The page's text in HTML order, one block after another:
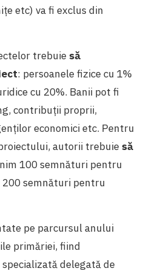
etc) va fi exclus din
trebuie să
: persoanele fizice cu 1%
cu 20%. Banii pot fi
contribuții proprii,
economici etc. Pentru
autorii trebuie să
100 semnături pentru
semnături pentru
pe parcursul anului
primăriei, fiind
delegată de